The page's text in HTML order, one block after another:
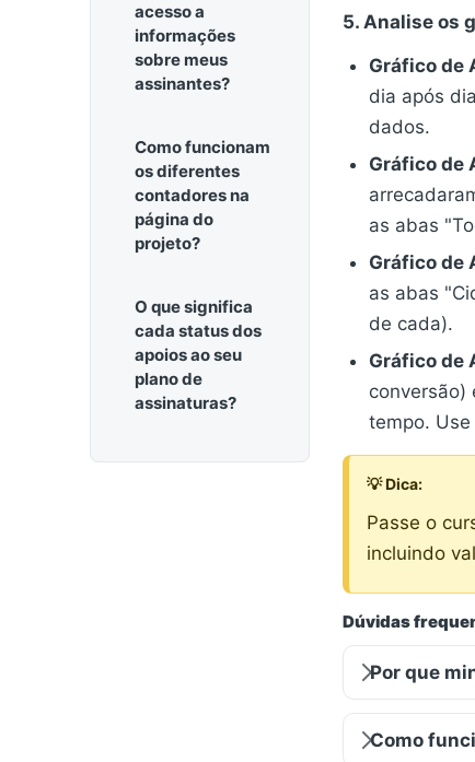
acesso a
informações
sobre meus
assinantes?
Como funcionam
os diferentes
contadores na
página do
projeto?
O que significa
cada status dos
apoios ao seu
plano de
assinaturas?
5. Analise os
Gráfico de
dia após
dados.
Gráfico de
as abas
Gráfico de
as abas
de cada).
Gráfico de
conversão)
tempo.
💡 Dica:
Passe o
incluindo
Dúvidas
Por que
Como